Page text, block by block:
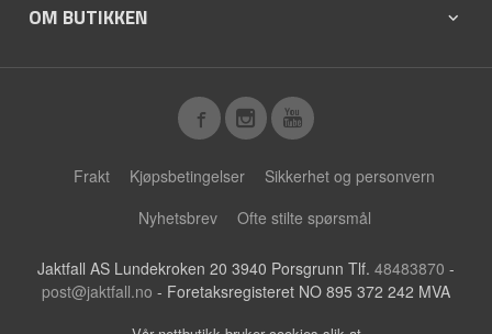
OM BUTIKKEN
Frakt Kjøpsbetingelser
Sikkerhet og personvern
Nyhetsbrev
Ofte stilte spørsmål
Jaktfall AS Lundekroken 20 3940 Porsgrunn Tlf. 48483870 -
post@jaktfall.no - Foretaksregisteret NO 895 372 242 MVA